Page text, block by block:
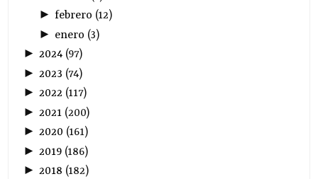
► febrero (12)
► enero (3)
►2024 (97)
► 2023 (74)
►2022 (117)
► 2021 (200)
►2020 (161)
► 2019 (186)
►2018 (182)